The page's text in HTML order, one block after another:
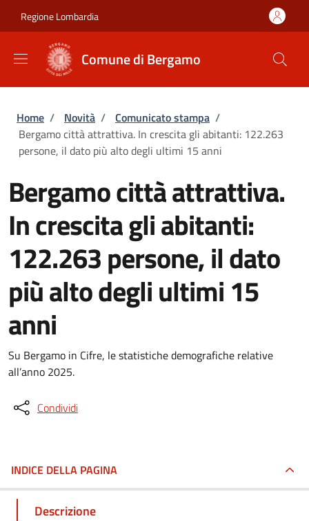
Regione Lombardia
Comune di Bergamo
Briciole di pane
Home / Novità / Comunicato stampa /
Bergamo città attrattiva. In crescita gli abitanti: 122.263
persone, il dato più alto degli ultimi 15 anni
Bergamo città attrattiva.
In crescita gli abitanti:
122.263 persone, il dato
più alto degli ultimi 15
anni
Su Bergamo in Cifre, le statistiche demografiche relative
all’anno 2025.
Condividi
INDICE DELLA PAGINA
Descrizione